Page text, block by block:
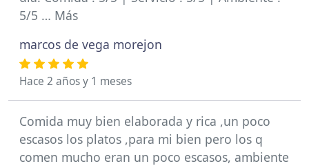
5/5 … Más
marcos de vega morejon
Hace 2 años y 1 meses
Comida muy bien elaborada y rica ,un poco
escasos los platos ,para mi bien pero los q
comen mucho eran un poco escasos, ambiente